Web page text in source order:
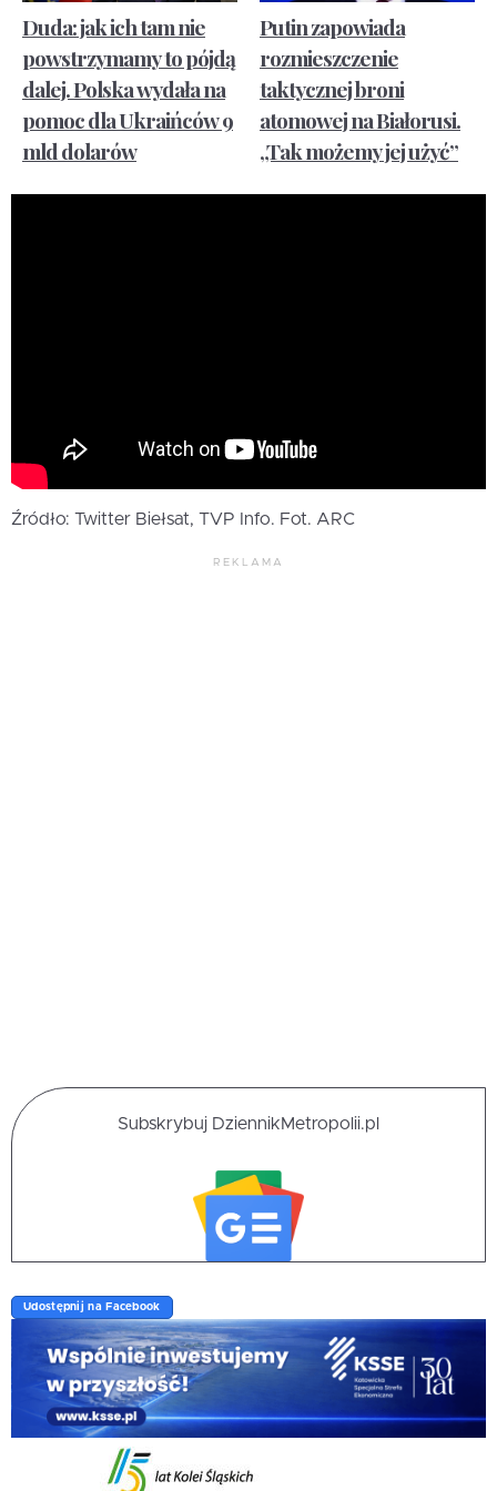
Duda: jak ich tam nie
powstrzymamy to pójdą
dalej. Polska wydała na
pomoc dla Ukraińców 9
mld dolarów
Putin zapowiada
rozmieszczenie
taktycznej broni
atomowej na Białorusi.
„Tak możemy jej użyć”
Źródło: Twitter Biełsat, TVP Info. Fot. ARC
REKLAMA
Subskrybuj DziennikMetropolii.pl
Udostępnij na Facebook